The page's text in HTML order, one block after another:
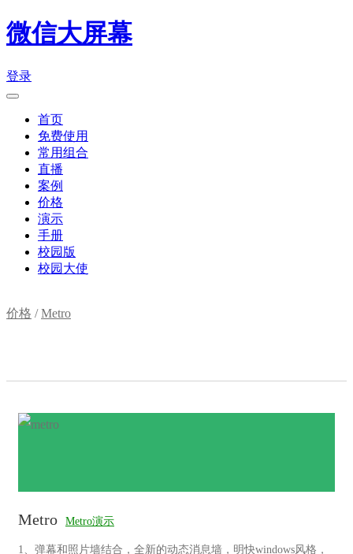
微信大屏幕
登录
首页
免费使用
常用组合
直播
案例
价格
演示
手册
校园版
校园大使
价格 /Metro
Metro Metro演示
1、弹幕和照片墙结合，全新的动态消息墙，明快windows风格，